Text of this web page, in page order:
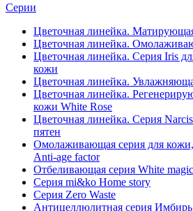
Серии
Цветочная линейка.
Цветочная линейка.
Цветочная линейка. Серия Iris
кожи
Цветочная линейка.
Цветочная линейка.
кожи White Rose
Цветочная линейка. Серия
пятен
Омолаживающая серия для
Anti-age factor
Отбеливающая серия White magic
Серия mi&ko Home story
Серия Zero Waste
Антицеллюлитная серия Имбирь